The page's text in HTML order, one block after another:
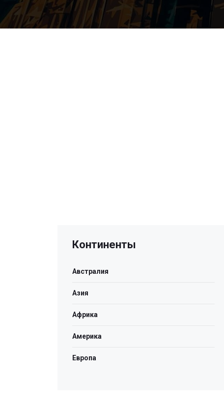
Континенты
Австралия
Азия
Африка
Америка
Европа